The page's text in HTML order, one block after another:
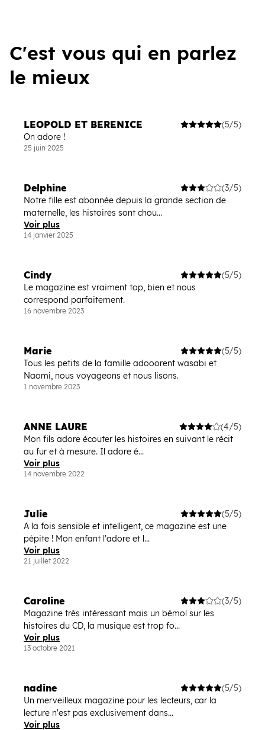
C'est vous qui en parlez
le mieux
LEOPOLD ET BERENICE
(5/5)
On adore !
25 juin 2025
Delphine
(3/5)
Notre fille est abonnée depuis la grande section de
maternelle, les histoires sont chou...
Voir plus
14 janvier 2025
Cindy
(5/5)
Le magazine est vraiment top, bien et nous
correspond parfaitement.
16 novembre 2023
Marie
(5/5)
Tous les petits de la famille adooorent wasabi et
Naomi, nous voyageons et nous lisons.
1 novembre 2023
ANNE LAURE
(4/5)
Mon fils adore écouter les histoires en suivant le récit
au fur et à mesure. Il adore é...
Voir plus
14 novembre 2022
Julie
(5/5)
A la fois sensible et intelligent, ce magazine est une
pépite ! Mon enfant l'adore et l...
Voir plus
21 juillet 2022
Caroline
(3/5)
Magazine très intéressant mais un bémol sur les
histoires du CD, la musique est trop fo...
Voir plus
13 octobre 2021
nadine
(5/5)
Un merveilleux magazine pour les lecteurs, car la
lecture n'est pas exclusivement dans...
Voir plus